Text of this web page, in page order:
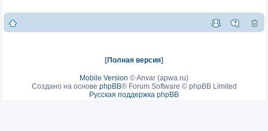
[Полная версия]
Mobile Version ©Anvar (apwa.ru)
Создано на основе phpBB® Forum Software © phpBB Limited
Русская поддержка phpBB